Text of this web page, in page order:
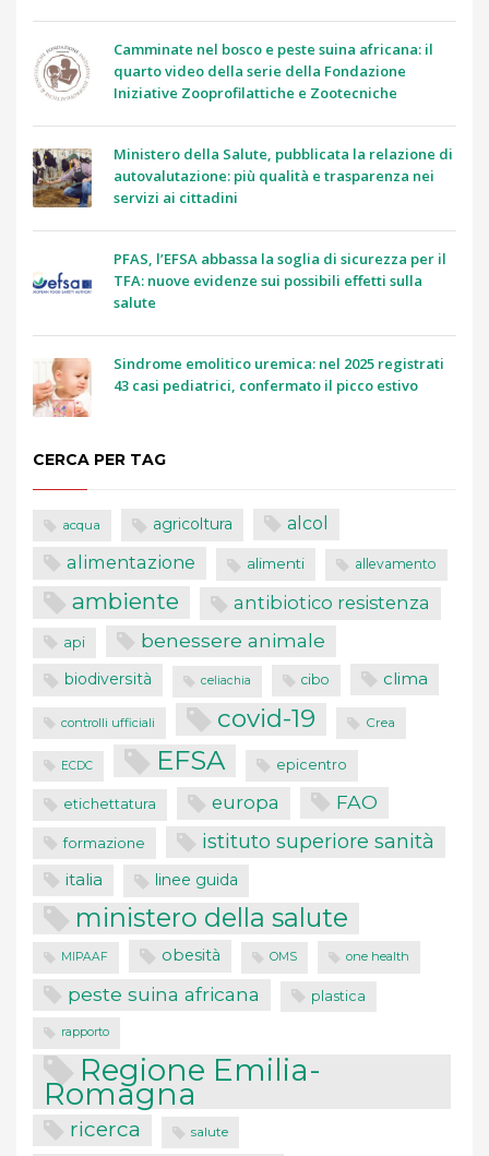
Camminate nel bosco e peste suina africana: il
quarto video della serie della Fondazione
Iniziative Zooprofilattiche e Zootecniche
Ministero della Salute, pubblicata la relazione di
autovalutazione: più qualità e trasparenza nei
servizi ai cittadini
PFAS, l’EFSA abbassa la soglia di sicurezza per il
TFA: nuove evidenze sui possibili effetti sulla
salute
Sindrome emolitico uremica: nel 2025 registrati
43 casi pediatrici, confermato il picco estivo
CERCA PER TAG
acqua agricoltura alcol
alimentazione alimenti allevamento
ambiente antibiotico resistenza
api benessere animale
biodiversità celiachia cibo clima
controlli ufficiali covid-19 Crea
ECDC EFSA epicentro
etichettatura europa FAO
formazione istituto superiore sanità
italia linee guida
ministero della salute
MIPAAF obesità OMS one health
peste suina africana plastica
rapporto
Regione Emilia-
Romagna
ricerca salute